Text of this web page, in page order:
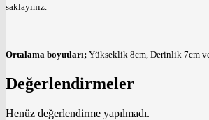
saklayınız.
Ortalama boyutları; Yükseklik 8cm, Derinlik 7cm
Değerlendirmeler
Henüz değerlendirme yapılmadı.